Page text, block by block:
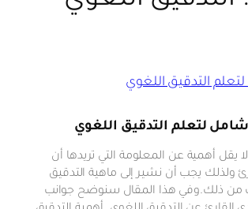
لتعلم التدقيق اللغوي
يقل أهمية عن المعلومة التي تريدها أن
ولذلك يجب أن نشير إلى ماهية التدقيق
من ذلك.وفي هذا المقال سنوضح جوانب